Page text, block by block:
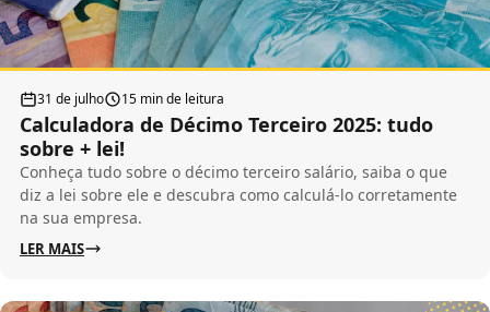
31 de julho 15 min de leitura
Calculadora de Décimo Terceiro 2025: tudo
sobre + lei!
Conheça tudo sobre o décimo terceiro salário, saiba o que
diz a lei sobre ele e descubra como calculá-lo corretamente
na sua empresa.
LER MAIS